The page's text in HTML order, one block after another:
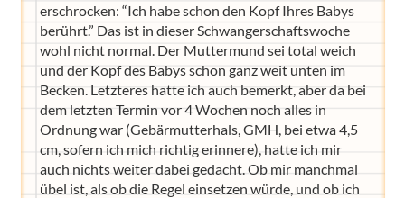
erschrocken: “Ich habe schon den Kopf Ihres Babys
berührt.” Das ist in dieser Schwangerschaftswoche
wohl nicht normal. Der Muttermund sei total weich
und der Kopf des Babys schon ganz weit unten im
Becken. Letzteres hatte ich auch bemerkt, aber da bei
dem letzten Termin vor 4 Wochen noch alles in
Ordnung war (Gebärmutterhals, GMH, bei etwa 4,5
cm, sofern ich mich richtig erinnere), hatte ich mir
auch nichts weiter dabei gedacht. Ob mir manchmal
übel ist, als ob die Regel einsetzen würde, und ob ich
Wir haben Deutschlands ersten
Eltern-Avatar für dich geschaffen!
Egal, welche Frage du hast rund ums
Elternwerden und Elternsein, Kurse, Tipps
und Empfehlungen von Experten.
Hier bekommst du Antworten!
Hilf uns, den Avatar mit deinen Fragen zu
füttern und ihn mit jeder Bewertung ein
Stück besser zu machen!